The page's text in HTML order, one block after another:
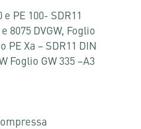
e PE 100- SDR11
8075 DVGW, Foglio
PE Xa – SDR11 DIN
Foglio GW 335 –A3